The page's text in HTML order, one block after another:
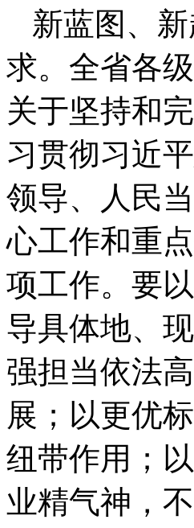
新蓝图、
求。全省各
关于坚持和
习贯彻习近
领导、人民
心工作和重
项工作。要
导具体地、
强担当依法
展；以更优
纽带作用；
业精气神，